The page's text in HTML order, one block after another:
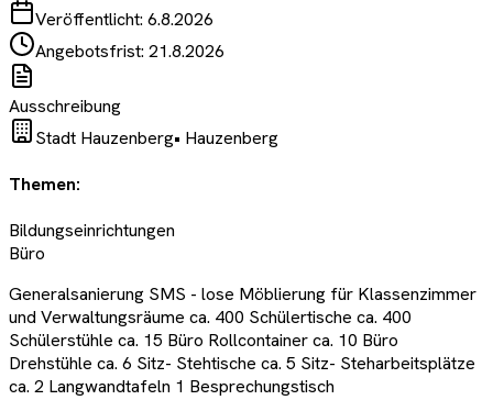
Veröffentlicht: 6.8.2026
Angebotsfrist: 21.8.2026
Ausschreibung
Stadt Hauzenberg• Hauzenberg
Themen:
Bildungseinrichtungen
Büro
Generalsanierung SMS - lose Möblierung für Klassenzimmer
und Verwaltungsräume ca. 400 Schülertische ca. 400
Schülerstühle ca. 15 Büro Rollcontainer ca. 10 Büro
Drehstühle ca. 6 Sitz- Stehtische ca. 5 Sitz- Steharbeitsplätze
ca. 2 Langwandtafeln 1 Besprechungstisch